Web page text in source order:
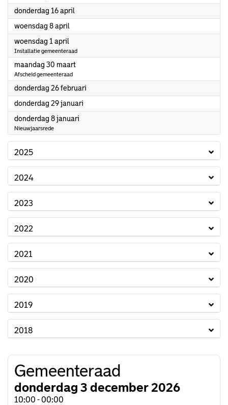
donderdag 16 april
woensdag 8 april
woensdag 1 april
Installatie gemeenteraad
maandag 30 maart2026
Afscheid gemeenteraad
donderdag 26 februari
donderdag 29 januari
donderdag 8 januari
Nieuwjaarsrede
2025
2024
2023
2022
2021
2020
2019
2018
Gemeenteraad
donderdag 3 december 2026
10:00 - 00:00